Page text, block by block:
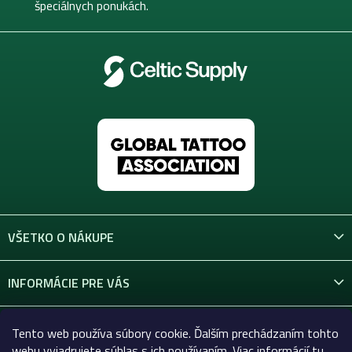
Tento web používa súbory cookie. Ďalším prechádzaním tohto
špeciálnych ponukách.
VŠETKO O NÁKUPE
INFORMÁCIE PRE VÁS
KONTAKT